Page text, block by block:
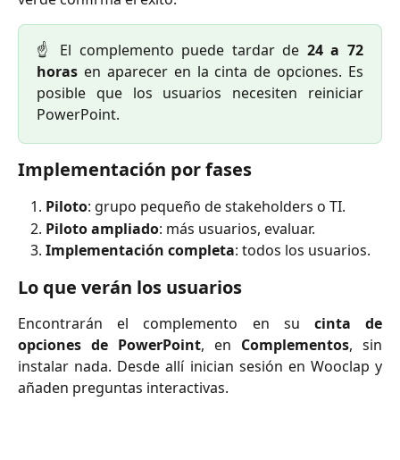
☝️ El complemento puede tardar de 24 a 72
horas en aparecer en la cinta de opciones. Es
posible que los usuarios necesiten reiniciar
PowerPoint.
Implementación por fases
Piloto: grupo pequeño de stakeholders o TI.
Piloto ampliado: más usuarios, evaluar.
Implementación completa: todos los usuarios.
Lo que verán los usuarios
Encontrarán el complemento en su cinta de
opciones de PowerPoint, en Complementos, sin
instalar nada. Desde allí inician sesión en Wooclap y
añaden preguntas interactivas.